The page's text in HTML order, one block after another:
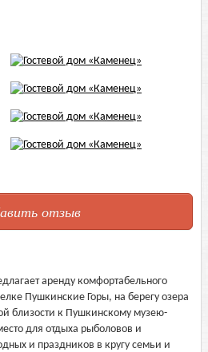
отзыв
аренду комфортабельного
Пушкинские Горы, на берегу озера
близости к Пушкинскому музею-
для отдыха рыболовов и
и праздников в кругу семьи и